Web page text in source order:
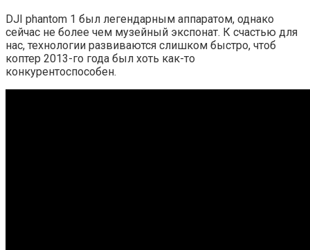
DJI phantom 1 был легендарным аппаратом, однако
сейчас не более чем музейный экспонат. К счастью для
нас, технологии развиваются слишком быстро, чтоб
коптер 2013-го года был хоть как-то
конкурентоспособен.